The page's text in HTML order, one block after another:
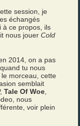
session, je
échangés
à ce propos, ils
nous jouerCold
2014, on a pas
quand tu nous
le morceau, cette
semblait
Tale Of Woe
nous
voir plein